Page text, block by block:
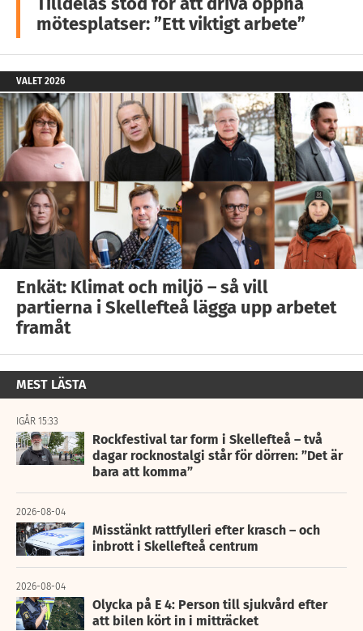
mötesplatser: ”Ett viktigt arbete”
VALET 2026
Enkät: Klimat och miljö – så vill
partierna i Skellefteå lägga upp arbetet
framåt
MEST LÄSTA
IGÅR 15:33
Rockfestival tar form i Skellefteå – två
dagar rocknostalgi står för dörren: ”Det är
bara att komma”
2026-08-04
Misstänkt rattfylleri efter krasch – och
inbrott i Skellefteå centrum
2026-08-04
Olycka på E 4: Person till sjukvård efter
att bilen kört in i mitträcket